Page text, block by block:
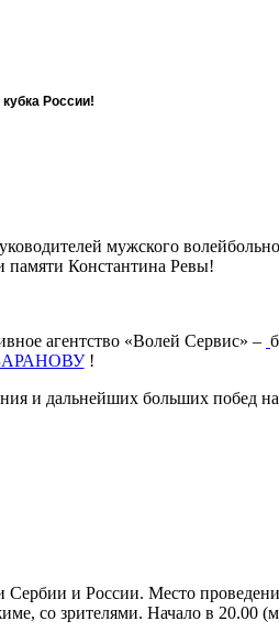
России!
мужского
памяти Константина Ревы!
агентство «Волей Сервис» –
!
и дальнейших больших побед
и России. Место
со зрителями. Начало в 20.00